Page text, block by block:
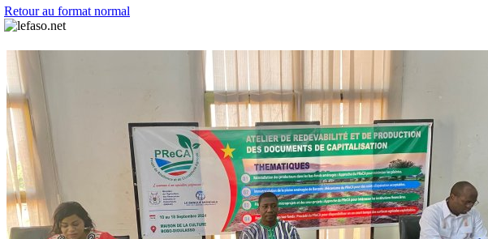
Retour au format normal